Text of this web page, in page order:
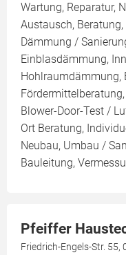
Wartung, Reparatur,
Austausch,
Dämmung /
Einblasdämmung,
Hohlraumdämmung,
Blower-Door-Test /
Ort Beratung,
Neubau, Umbau /
Bauleitung,
Pfeiffer
Friedrich-Engels-Str.